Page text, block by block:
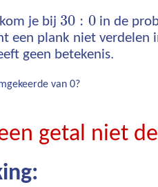
je bij 30 : 0in de
een plank niet verdelen
geen betekenis.
van 0?
getal niet